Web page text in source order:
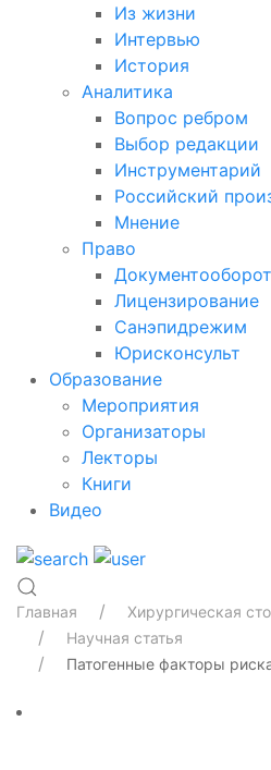
Из жизни
Интервью
История
Аналитика
Вопрос ребром
Выбор редакции
Инструментарий
Российский
Мнение
Право
Документооборот
Лицензирование
Санэпидрежим
Юрисконсульт
Образование
Мероприятия
Организаторы
Лекторы
Книги
Видео
Главная
Хирургическая
Научная статья
Патогенные факторы